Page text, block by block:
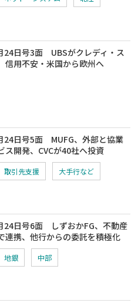
24日号3面 UBSがクレディ・ス
信用不安・米国から欧州へ
24日号5面 MUFG、外部と協業
ス開発、CVCが40社へ投資
取引先支援 大手行など
24日号6面 しずおかFG、不動産
連携、他行からの委託を積極化
地銀 中部